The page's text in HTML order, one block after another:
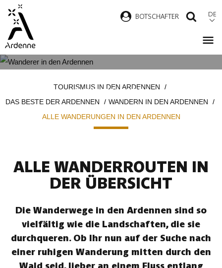
Direkt
zum
Inhalt
BOTSCHAFTER DE
ARDENNEN
TOURISMUS IN DEN ARDENNEN
DAS BESTE DER ARDENNEN
WANDERN IN DEN ARDENNEN
ALLE WANDERUNGEN IN DEN ARDENNEN
ALLE WANDERROUTEN IN
DER ÜBERSICHT
Die Wanderwege in den Ardennen sind so
vielfältig wie die Landschaften, die sie
durchqueren. Ob Ihr nun auf der Suche nach
einer ruhigen Wanderung mitten durch den
Wald seid, lieber an einem Fluss entlang